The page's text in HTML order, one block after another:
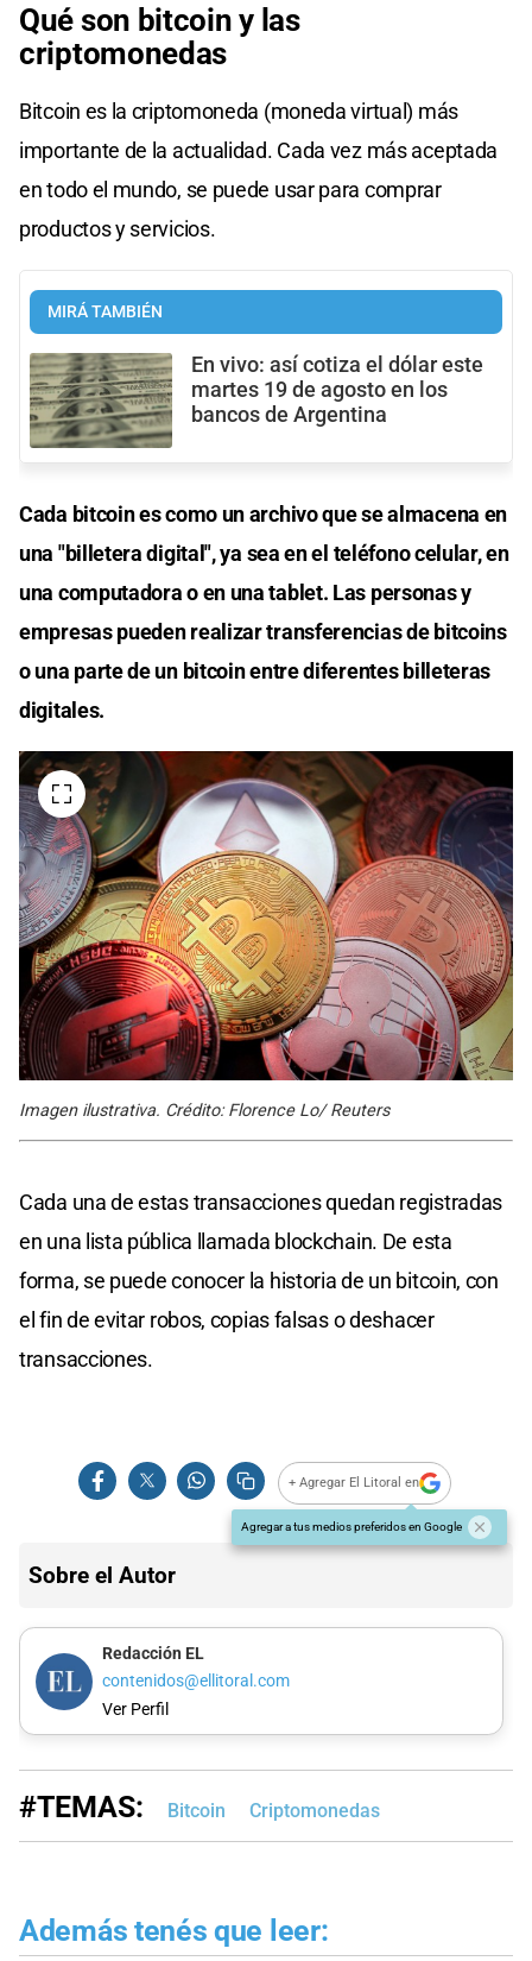
Qué son bitcoin y las
criptomonedas
Bitcoin es la criptomoneda (moneda virtual) más
importante de la actualidad. Cada vez más aceptada
en todo el mundo, se puede usar para comprar
productos y servicios.
MIRÁ TAMBIÉN
En vivo: así cotiza el dólar este
martes 19 de agosto en los
bancos de Argentina
Cada bitcoin es como un archivo que se almacena en
una "billetera digital", ya sea en el teléfono celular, en
una computadora o en una tablet. Las personas y
empresas pueden realizar transferencias de bitcoins
o una parte de un bitcoin entre diferentes billeteras
digitales.
Imagen ilustrativa. Crédito: Florence Lo/ Reuters
Cada una de estas transacciones quedan registradas
en una lista pública llamada blockchain. De esta
forma, se puede conocer la historia de un bitcoin, con
el fin de evitar robos, copias falsas o deshacer
transacciones.
+ Agregar El Litoral en
Agregar a tus medios preferidos en Google
Sobre el Autor
Redacción EL
contenidos@ellitoral.com
Ver Perfil
#TEMAS: Bitcoin Criptomonedas
Además tenés que leer: